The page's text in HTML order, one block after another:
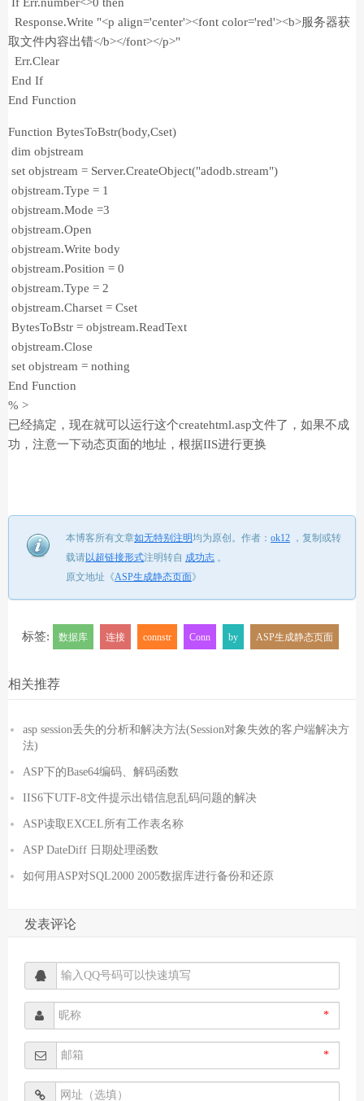
Response.Write "<p align='center'><font color='red'><b>服务器获
取文件内容出错</b></font></p>"
Err.Clear
End If
End Function
Function BytesToBstr(body,Cset)
dim objstream
set objstream = Server.CreateObject("adodb.stream")
objstream.Type = 1
objstream.Mode =3
objstream.Open
objstream.Write body
objstream.Position = 0
objstream.Type = 2
objstream.Charset = Cset
BytesToBstr = objstream.ReadText
objstream.Close
set objstream = nothing
End Function
% >
已经搞定，现在就可以运行这个createhtml.asp文件了，如果不成
功，注意一下动态页面的地址，根据IIS进行更换
本博客所有文章如无特别注明均为原创。 作者： ok12 ， 复制或转
载请以超链接形式注明转自 成功志 。
原文地址《ASP生成静态页面》
标签: 数据库 连接 connstr Conn by ASP生成静态页面
相关推荐
asp session丢失的分析和解决方法(Session对象失效的客户端解决方
法)
ASP下的Base64编码、解码函数
IIS6下UTF-8文件提示出错信息乱码问题的解决
ASP读取EXCEL所有工作表名称
ASP DateDiff 日期处理函数
如何用ASP对SQL2000 2005数据库进行备份和还原
发表评论
*
*